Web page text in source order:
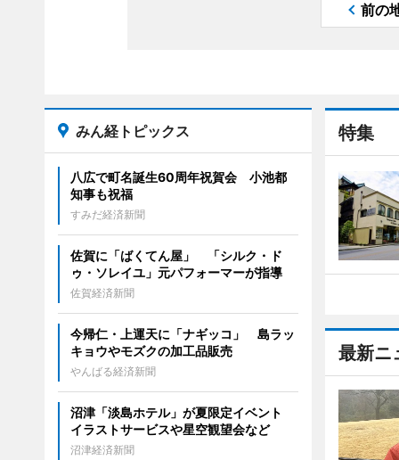
前の
特集
最新ニ
みん経トピックス
八広で町名誕生60周年祝賀会 小池都
知事も祝福
すみだ経済新聞
佐賀に「ばくてん屋」 「シルク・ド
ゥ・ソレイユ」元パフォーマーが指導
佐賀経済新聞
今帰仁・上運天に「ナギッコ」 島ラッ
キョウやモズクの加工品販売
やんばる経済新聞
沼津「淡島ホテル」が夏限定イベント
イラストサービスや星空観望会など
沼津経済新聞